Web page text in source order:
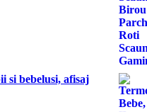
si bebelusi, afisaj